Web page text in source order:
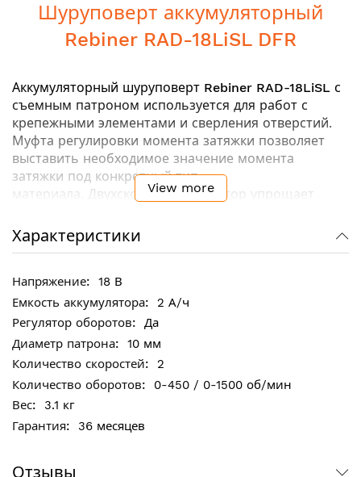
Шуруповерт аккумуляторный
Rebiner RAD-18LiSL DFR
Аккумуляторный шуруповерт Rebiner RAD-18LiSL с
съемным патроном используется для работ с
крепежными элементами и сверления отверстий.
Муфта регулировки момента затяжки позволяет
выставить необходимое значение момента
затяжки под конкретный тип
материала. Двухскоросной редуктор упрощает
выкручивания крепежа предусмотрена функция
реверса.
Ключевые особенности:
Малые габаритные размеры, что упрощает
ведение работы в ограниченном пространстве
Двигатель изготовлен по технологии Metabo
Функция SpeedLock (блокировка шпинделя) –
функция, которая блокирует вращение патрона,
когда двигатель не работает
Быстрозажимной патрон
View more
Характеристики
18 В
2 А/ч
Да
10 мм
2
0-450 / 0-1500 об/мин
3.1 кг
36 месяцев
Отзывы